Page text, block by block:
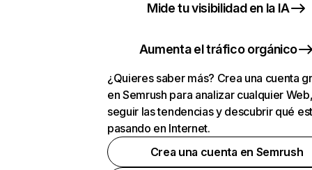
Mide tu visibilidad en la IA
Aumenta el tráfico orgánico
¿Quieres saber más? Crea una cuenta
en Semrush para analizar cualquier
seguir las tendencias y descubrir qué
pasando en Internet.
Crea una cuenta en Semrush